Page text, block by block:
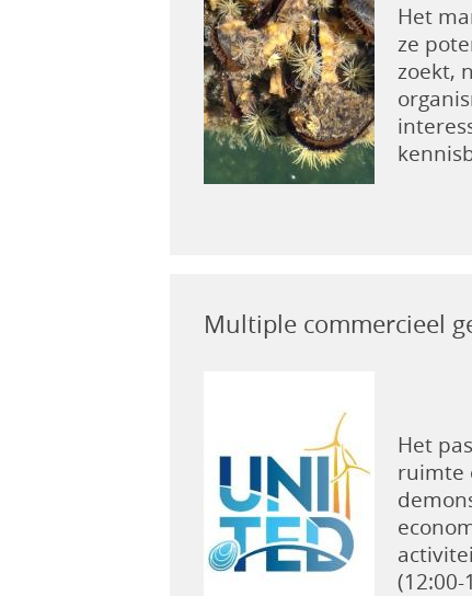
Het
ze
zoekt,
Multiple commercieel
Het
ruimte